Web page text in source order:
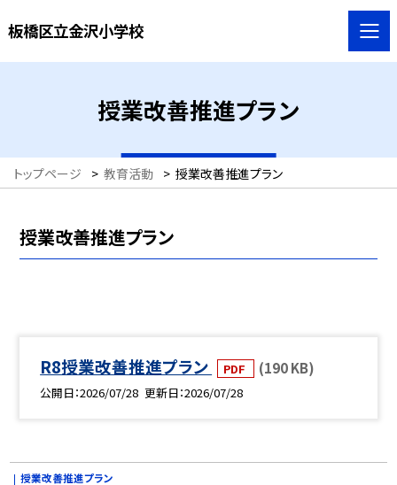
板橋区立金沢小学校
授業改善推進プラン
トップページ > 教育活動 > 授業改善推進プラン
授業改善推進プラン
R8授業改善推進プラン PDF (190 KB)
公開日 2026/07/28 更新日 2026/07/28
授業改善推進プラン